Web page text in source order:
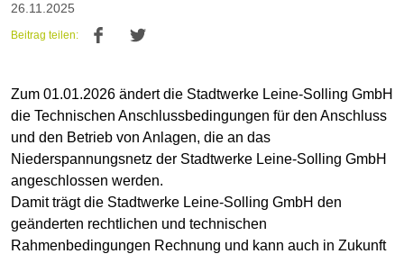
26.11.2025
Beitrag teilen:
Zum 01.01.2026 ändert die Stadtwerke Leine-Solling GmbH
die Technischen Anschlussbedingungen für den Anschluss
und den Betrieb von Anlagen, die an das
Niederspannungsnetz der Stadtwerke Leine-Solling GmbH
angeschlossen werden.
Damit trägt die Stadtwerke Leine-Solling GmbH den
geänderten rechtlichen und technischen
Rahmenbedingungen Rechnung und kann auch in Zukunft